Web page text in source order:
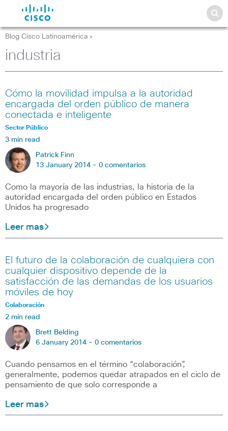
Blog Cisco Latinoamérica >
industria
Cómo la movilidad impulsa a la autoridad
encargada del orden público de manera
conectada e inteligente
Sector Público
3 min read
Patrick Finn
13 January 2014 - 0 comentarios
Como la mayoría de las industrias, la historia de la
autoridad encargada del orden público en Estados
Unidos ha progresado
Leer mas
El futuro de la colaboración de cualquiera con
cualquier dispositivo depende de la
satisfacción de las demandas de los usuarios
móviles de hoy
Colaboración
2 min read
Brett Belding
6 January 2014 - 0 comentarios
Cuando pensamos en el término “colaboración”,
generalmente, podemos quedar atrapados en el ciclo de
pensamiento de que solo corresponde a
Leer mas